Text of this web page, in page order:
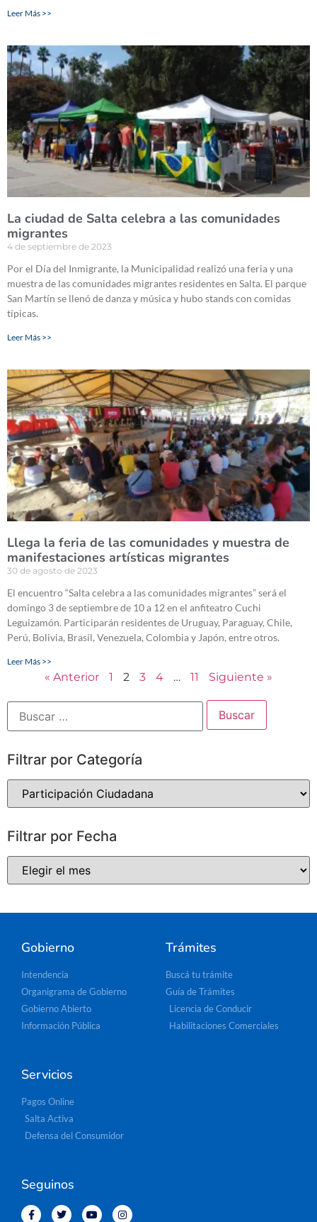
Leer Más >>
La ciudad de Salta celebra a las comunidades
migrantes
4 de septiembre de 2023
Por el Día del Inmigrante, la Municipalidad realizó una feria y una
muestra de las comunidades migrantes residentes en Salta. El parque
San Martín se llenó de danza y música y hubo stands con comidas
típicas.
Leer Más >>
Llega la feria de las comunidades y muestra de
manifestaciones artísticas migrantes
30 de agosto de 2023
El encuentro “Salta celebra a las comunidades migrantes” será el
domingo 3 de septiembre de 10 a 12 en el anfiteatro Cuchi
Leguizamón. Participarán residentes de Uruguay, Paraguay, Chile,
Perú, Bolivia, Brasil, Venezuela, Colombia y Japón, entre otros.
Leer Más >>
« Anterior 1 2 3 4 … 11 Siguiente »
Filtrar por Categoría
Filtrar por Fecha
Gobierno
Intendencia
Organigrama de Gobierno
Gobierno Abierto
Información Pública
Trámites
Buscá tu trámite
Guía de Trámites
Licencia de Conducir
Habilitaciones Comerciales
Servicios
Pagos Online
Salta Activa
Defensa del Consumidor
Seguinos